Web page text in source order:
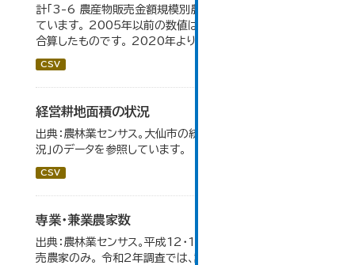
計「3-6 農産物販売金額規模別農家数」のデータを参照し
ています。 2005年以前の数値は合併前市町村の数値を
合算したものです。 2020年より集計区分が変更となる。
CSV
経営耕地面積の状況
出典：農林業センサス。大仙市の統計「3-1 農業経営体の状
況」のデータを参照しています。
CSV
専業・兼業農家数
出典：農林業センサス。平成12・17・22・27年数値は、販
売農家のみ。 令和2年調査では、調査項目・集計体系が変